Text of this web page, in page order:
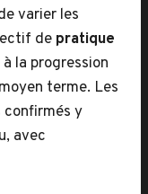
varier les
de pratique
la progression
terme. Les
y
avec